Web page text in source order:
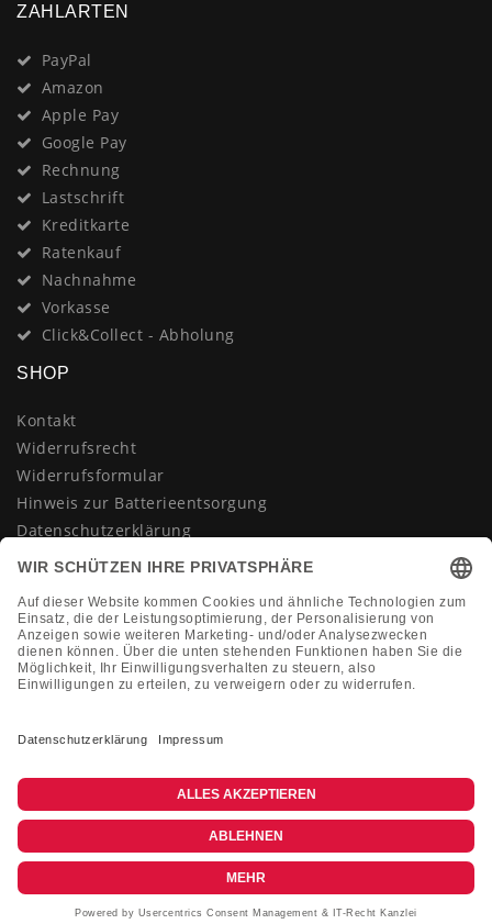
ZAHLARTEN
PayPal
Amazon
Apple Pay
Google Pay
Rechnung
Lastschrift
Kreditkarte
Ratenkauf
Nachnahme
Vorkasse
Click&Collect - Abholung
SHOP
Kontakt
Widerrufsrecht
Widerrufsformular
Hinweis zur Batterieentsorgung
Datenschutzerklärung
AGB
Vertrag widerrufen
KONTAKT
+49 (0)2133 210433
shop@dienadel.de
Kieler Str. 18 - 41540 Dormagen
Kundenmeinungen